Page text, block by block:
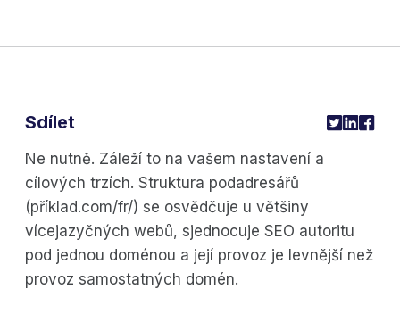
Ne nutně. Záleží to na vašem nastavení a
cílových trzích. Struktura podadresářů
(příklad.com/fr/) se osvědčuje u většiny
vícejazyčných webů, sjednocuje SEO autoritu
pod jednou doménou a její provoz je levnější než
provoz samostatných domén.
Sdílet